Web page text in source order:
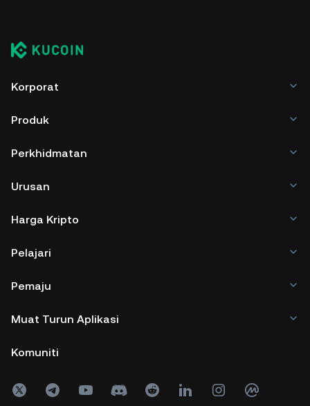
Korporat
Produk
Perkhidmatan
Urusan
Harga Kripto
Pelajari
Pemaju
Muat Turun Aplikasi
Komuniti